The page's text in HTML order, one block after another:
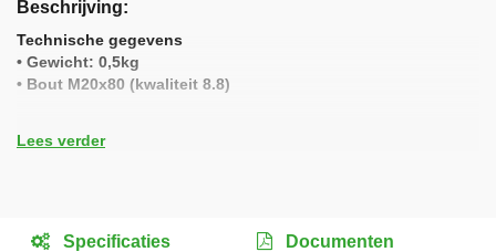
het
begin
van
de
Beschrijving
Technische gegevens
• Gewicht: 0,5kg
• Bout M20x80 (kwaliteit 8.8)
• Verpakkingseenheid: 50 stuks
Lees verder
Specificaties Documenten